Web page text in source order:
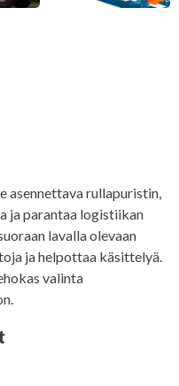
asennettava rullapuristin,
ja parantaa logistiikan
lavalla olevaan
ja helpottaa käsittelyä.
valinta